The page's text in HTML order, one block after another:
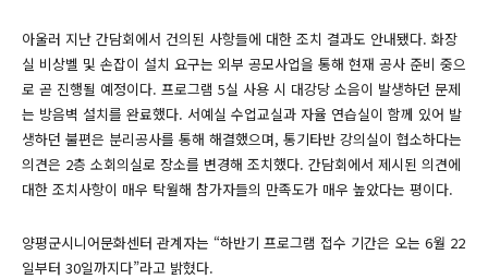
아울러 지난 간담회에서 건의된 사항들에 대한 조치 결과도 안내됐다. 화장
실 비상벨 및 손잡이 설치 요구는 외부 공모사업을 통해 현재 공사 준비 중으
로 곧 진행될 예정이다. 프로그램 5실 사용 시 대강당 소음이 발생하던 문제
는 방음벽 설치를 완료했다. 서예실 수업교실과 자율 연습실이 함께 있어 발
생하던 불편은 분리공사를 통해 해결했으며, 통기타반 강의실이 협소하다는
의견은 2층 소회의실로 장소를 변경해 조치했다. 간담회에서 제시된 의견에
대한 조치사항이 매우 탁월해 참가자들의 만족도가 매우 높았다는 평이다.
양평군시니어문화센터 관계자는 “하반기 프로그램 접수 기간은 오는 6월 22
일부터 30일까지다”라고 밝혔다.